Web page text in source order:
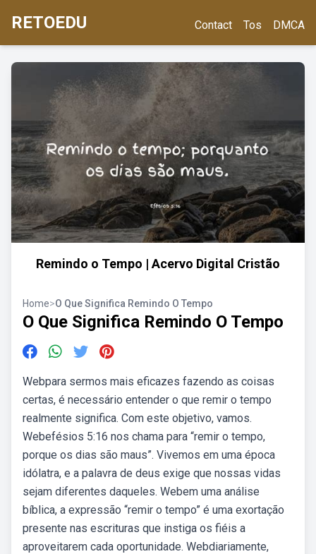
RETOEDU Contact Tos DMCA
Remindo o Tempo | Acervo Digital Cristão
Home>O Que Significa Remindo O Tempo
O Que Significa Remindo O Tempo
Webpara sermos mais eficazes fazendo as coisas
certas, é necessário entender o que remir o tempo
realmente significa. Com este objetivo, vamos.
Webefésios 5:16 nos chama para “remir o tempo,
porque os dias são maus”. Vivemos em uma época
idólatra, e a palavra de deus exige que nossas vidas
sejam diferentes daqueles. Webem uma análise
bíblica, a expressão “remir o tempo” é uma exortação
presente nas escrituras que instiga os fiéis a
aproveitarem cada oportunidade. Webdiariamente,